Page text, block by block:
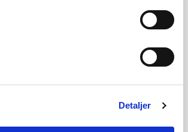
Detaljer